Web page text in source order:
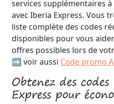
services supplémentaires
avec Iberia Express. Vous
liste complète des codes
disponibles pour vous
offres possibles lors de
➡️ voir aussi Code promo
Obtenez des
Express pour